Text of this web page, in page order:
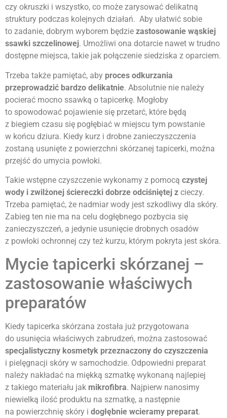
czy okruszki i wszystko, co może zarysować delikatną
struktury podczas kolejnych działań. Aby ułatwić sobie
to zadanie, dobrym wyborem będzie zastosowanie wąskiej
ssawki szczelinowej. Umożliwi ona dotarcie nawet w trudno
dostępne miejsca, takie jak połączenie siedziska z oparciem.
Trzeba także pamiętać, aby proces odkurzania
przeprowadzić bardzo delikatnie. Absolutnie nie należy
pocierać mocno ssawką o tapicerkę. Mogłoby
to spowodować pojawienie się przetarć, które będą
z biegiem czasu się pogłębiać w miejscu tym powstanie
w końcu dziura. Kiedy kurz i drobne zanieczyszczenia
zostaną usunięte z powierzchni skórzanej tapicerki, można
przejść do umycia powłoki.
Takie wstępne czyszczenie wykonamy z pomocą czystej
wody i zwilżonej ściereczki dobrze odciśniętej z cieczy.
Trzeba pamiętać, że nadmiar wody jest szkodliwy dla skóry.
Zabieg ten nie ma na celu dogłębnego pozbycia się
zanieczyszczeń, a jedynie usunięcie drobnych osadów
z powłoki ochronnej czy też kurzu, którym pokryta jest skóra.
Mycie tapicerki skórzanej –
zastosowanie właściwych
preparatów
Kiedy tapicerka skórzana została już przygotowana
do usunięcia właściwych zabrudzeń, można zastosować
specjalistyczny kosmetyk przeznaczony do czyszczenia
i pielęgnacji skóry w samochodzie. Odpowiedni preparat
należy nakładać na miękką szmatkę wykonaną najlepiej
z takiego materiału jak mikrofibra. Najpierw nanosimy
niewielką ilość produktu na szmatkę, a następnie
na powierzchnię skóry i dogłębnie wcieramy preparat.